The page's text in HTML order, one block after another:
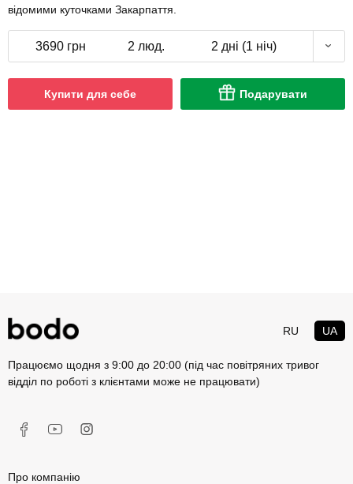
відомими куточками Закарпаття.
3690 грн 2 люд. 2 дні (1 ніч)
Купити для себе Подарувати
RU UA
Працюємо щодня з 9:00 до 20:00 (під час повітряних тривог
відділ по роботі з клієнтами може не працювати)
Про компанію